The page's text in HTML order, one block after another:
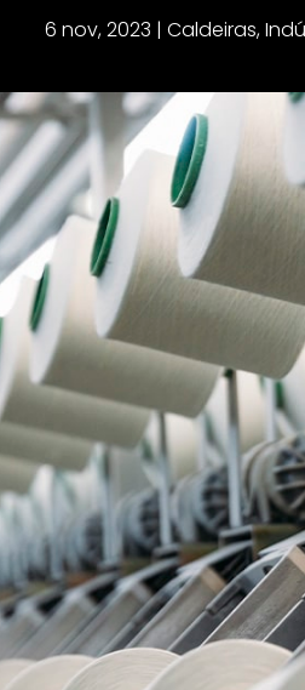
6 nov, 2023 | Caldeiras,